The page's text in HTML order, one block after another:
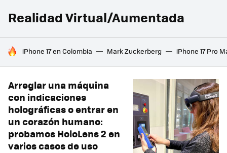
Realidad Virtual/Aumentada
HOY SE HABLA DE
iPhone 17 en Colombia Mark Zuckerberg iPhone 17 Pro
Arreglar una máquina
con indicaciones
holográficas o entrar en
un corazón humano:
probamos HoloLens 2 en
varios casos de uso